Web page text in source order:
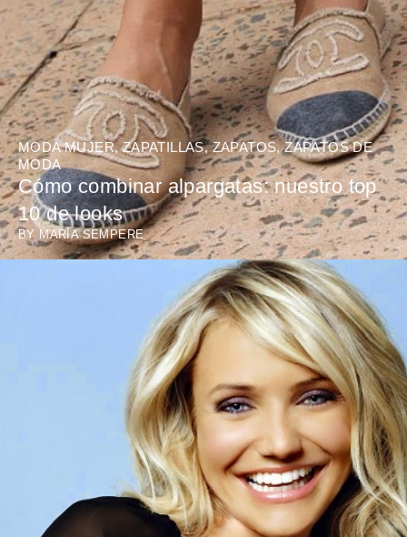
MODA MUJER,ZAPATILLAS,ZAPATOS,ZAPATOS DE
MODA
Cómo combinar alpargatas: nuestro top
10 de looks
BY MARÍA SEMPERE